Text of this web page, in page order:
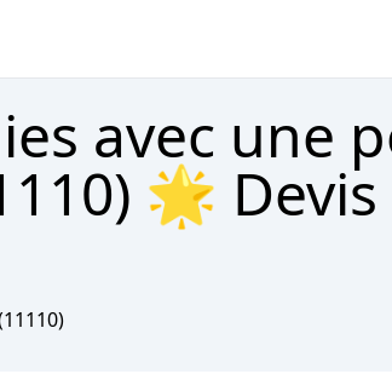
avec une
🌟 Devis